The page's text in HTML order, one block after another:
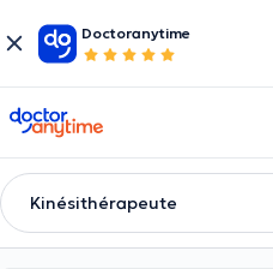
Doctoranytime
doctoranytime
Kinésithérapeute